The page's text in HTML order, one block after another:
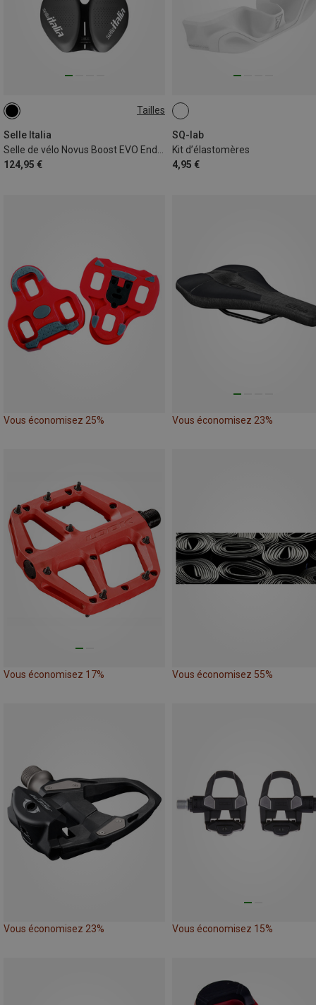
Tailles
Selle Italia
124,95 €
L3
SQ-lab
Kit d’élastomères
4,95 €
Vous économisez 25% Vous économisez 23%
Vous économisez 17% Vous économisez 55%
Vous économisez 23% Vous économisez 15%